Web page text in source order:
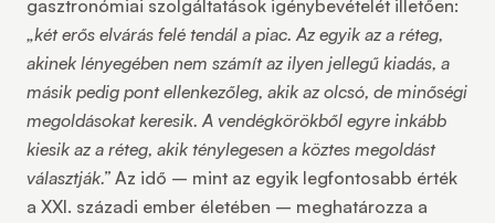
gasztronómiai szolgáltatások igénybevételét illetően:
„két erős elvárás felé tendál a piac. Az egyik az a réteg,
akinek lényegében nem számít az ilyen jellegű kiadás, a
másik pedig pont ellenkezőleg, akik az olcsó, de minőségi
megoldásokat keresik. A vendégkörökből egyre inkább
kiesik az a réteg, akik ténylegesen a köztes megoldást
választják.” Az idő – mint az egyik legfontosabb érték
a XXI. századi ember életében – meghatározza a